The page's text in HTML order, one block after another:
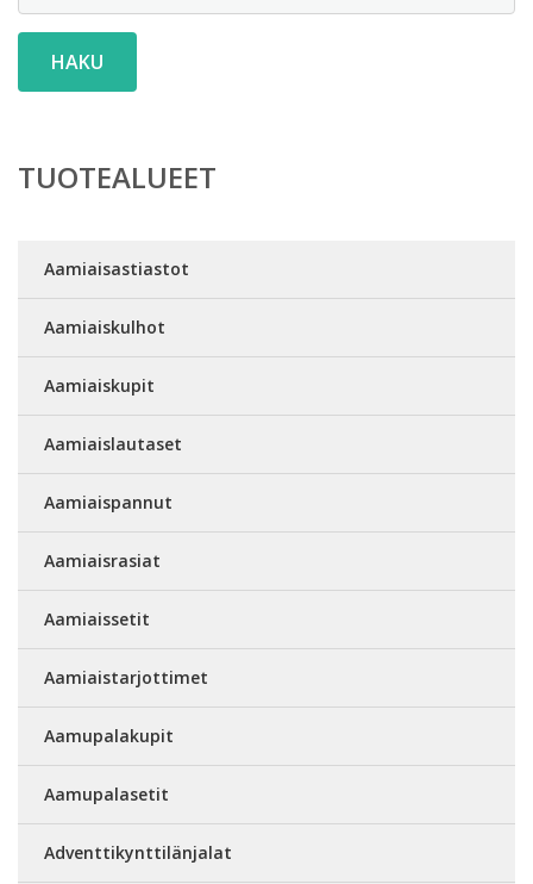
HAKU
TUOTEALUEET
Aamiaisastiastot
Aamiaiskulhot
Aamiaiskupit
Aamiaislautaset
Aamiaispannut
Aamiaisrasiat
Aamiaissetit
Aamiaistarjottimet
Aamupalakupit
Aamupalasetit
Adventtikynttilänjalat